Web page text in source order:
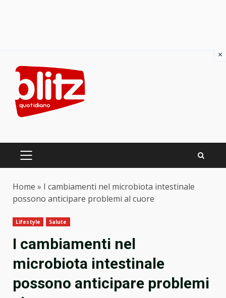
content
PRIMARY
Home » I cambiamenti nel microbiota intestinale
possono anticipare problemi al cuore
Lifestyle Salute
I cambiamenti nel
microbiota intestinale
possono anticipare problemi
×